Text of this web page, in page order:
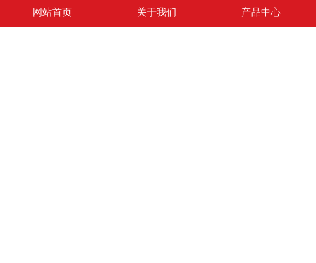
网站首页 关于我们 产品中心